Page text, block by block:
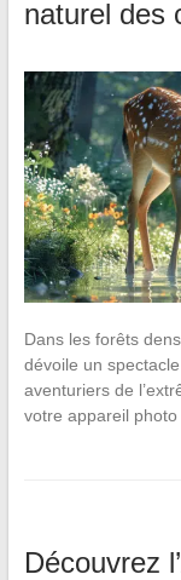
naturel des
Dans les forêts
dévoile un
aventuriers de
votre appareil photo
Découvrez